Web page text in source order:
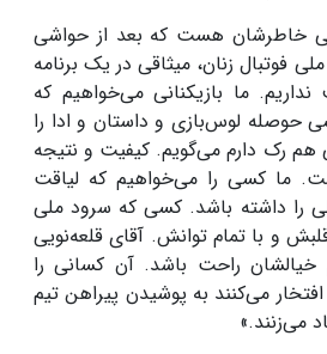
خاطرشان هست که بعد از حواشی
فوتبال زنان، میثاقی در یک برنامه
نداریم. ما بازیکنانی می‌خواهیم که
حوصله لوس‌بازی و داستان و ادا را
هم رک دارم می‌گویم. کیفیت و نتیجه
ما کسی را می‌خواهیم که لیاقت
را داشته باشد. کسی که سرود ملی
قلبش و با تمام توانش. آقای قلعه‌نویی
خیالشان راحت باشد. آن کسانی را
می‌کنند به پوشیدن پیراهن تیم
می‌زنند.»